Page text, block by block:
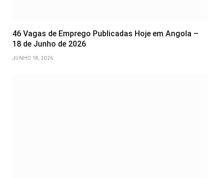
46 Vagas de Emprego Publicadas Hoje em Angola –
18 de Junho de 2026
JUNHO 18, 2026